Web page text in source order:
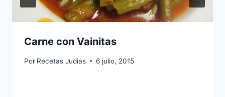
Carne con Vainitas
Por Recetas Judias 6 julio, 2015